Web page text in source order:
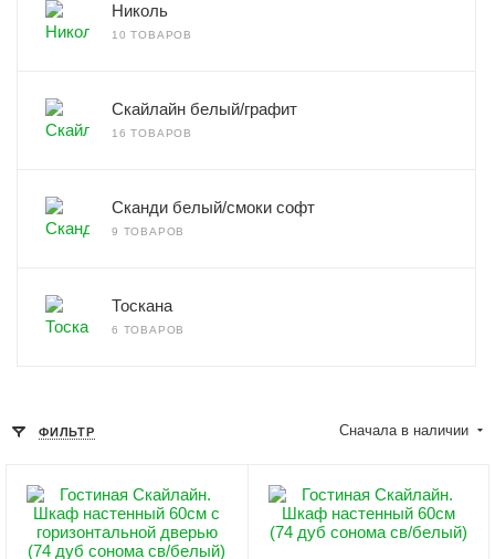
Николь
10 ТОВАРОВ
Скайлайн белый/графит
16 ТОВАРОВ
Сканди белый/смоки софт
9 ТОВАРОВ
Тоскана
6 ТОВАРОВ
ФИЛЬТР Сначала в наличии